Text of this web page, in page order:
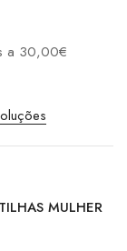
a 30,00€
MULHER